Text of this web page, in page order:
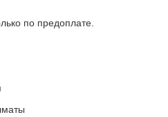
по предоплате.